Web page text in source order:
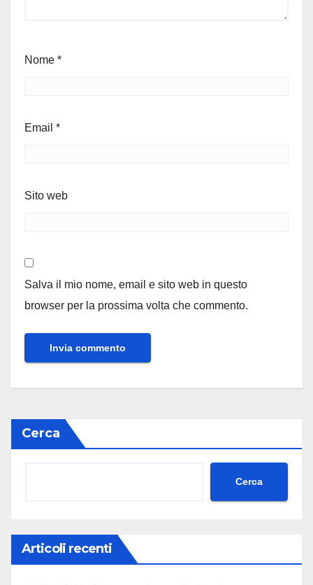
Nome *
Email *
Sito web
Salva il mio nome, email e sito web in questo
browser per la prossima volta che commento.
Cerca
Cerca
Articoli recenti